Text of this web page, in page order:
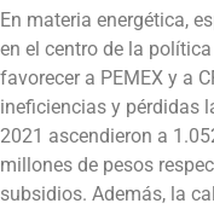
En materia energética,
en el centro de la
favorecer a PEMEX y a
ineficiencias y pérdidas
2021 ascendieron a
millones de pesos
subsidios. Además, la